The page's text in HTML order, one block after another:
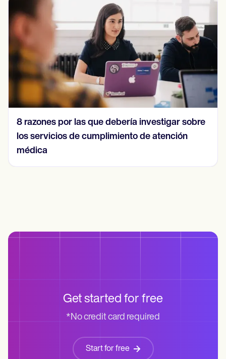
8 razones por las que debería investigar sobre
los servicios de cumplimiento de atención
médica
Get started for free
*No credit card required
Start for free